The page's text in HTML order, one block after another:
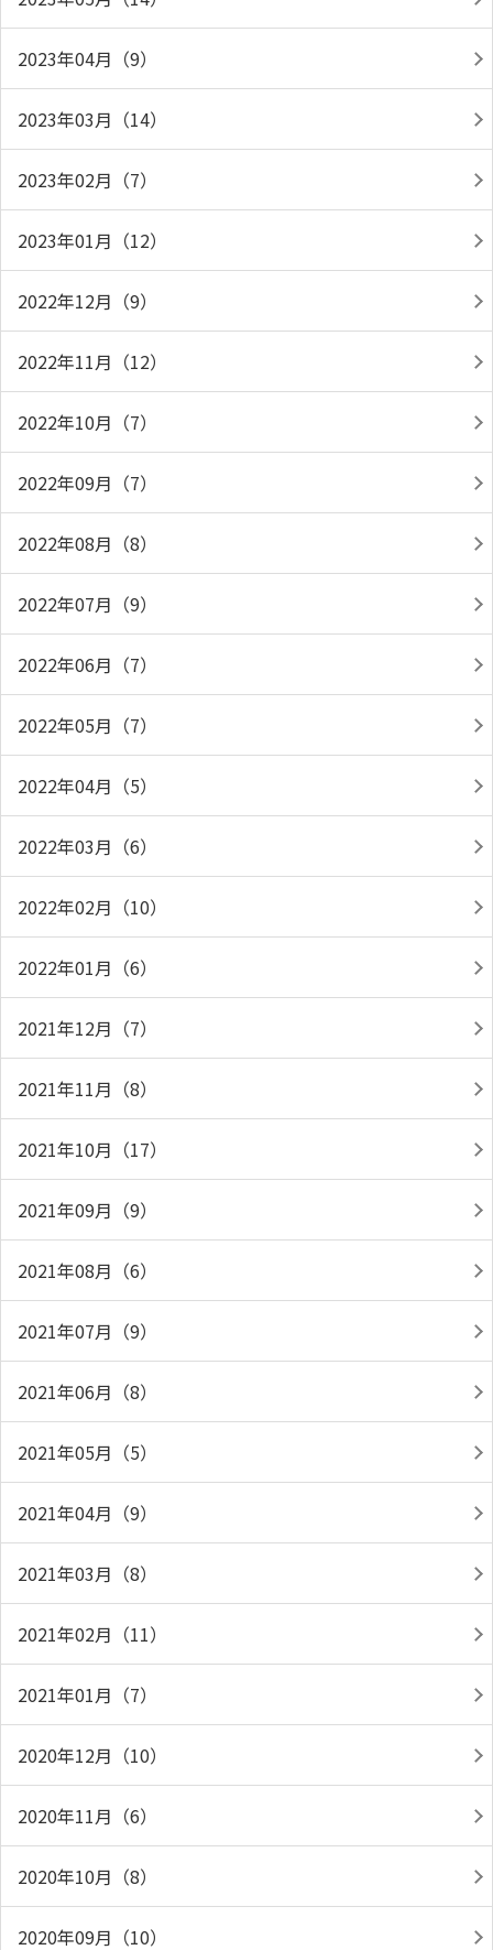
2023年04月（9）
2023年03月（14）
2023年02月（7）
2023年01月（12）
2022年12月（9）
2022年11月（12）
2022年10月（7）
2022年09月（7）
2022年08月（8）
2022年07月（9）
2022年06月（7）
2022年05月（7）
2022年04月（5）
2022年03月（6）
2022年02月（10）
2022年01月（6）
2021年12月（7）
2021年11月（8）
2021年10月（17）
2021年09月（9）
2021年08月（6）
2021年07月（9）
2021年06月（8）
2021年05月（5）
2021年04月（9）
2021年03月（8）
2021年02月（11）
2021年01月（7）
2020年12月（10）
2020年11月（6）
2020年10月（8）
2020年09月（10）